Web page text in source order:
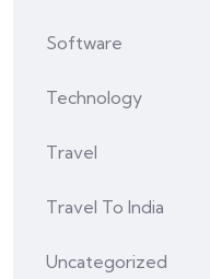
Software
Technology
Travel
Travel To India
Uncategorized